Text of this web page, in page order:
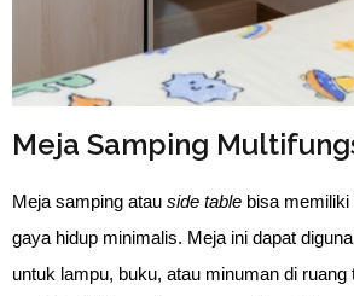
Meja Samping
Meja samping atau side table bisa
gaya hidup minimalis. Meja ini dapat
untuk lampu, buku, atau minuman di ruang